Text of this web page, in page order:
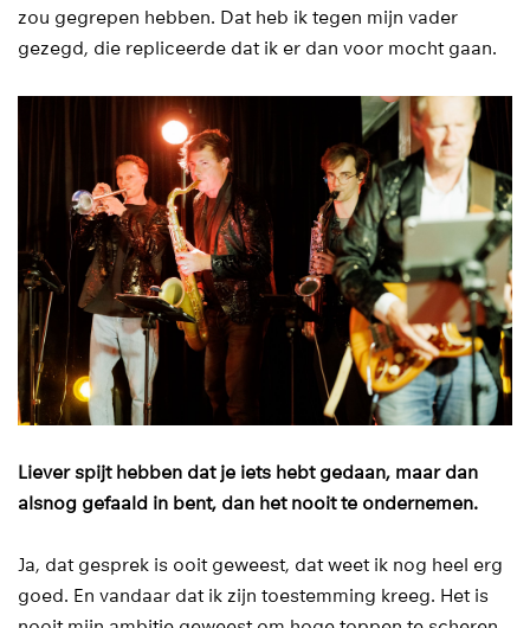
zou gegrepen hebben. Dat heb ik tegen mijn vader
gezegd, die repliceerde dat ik er dan voor mocht gaan.
Liever spijt hebben dat je iets hebt gedaan, maar dan
alsnog gefaald in bent, dan het nooit te ondernemen.
Ja, dat gesprek is ooit geweest, dat weet ik nog heel erg
goed. En vandaar dat ik zijn toestemming kreeg. Het is